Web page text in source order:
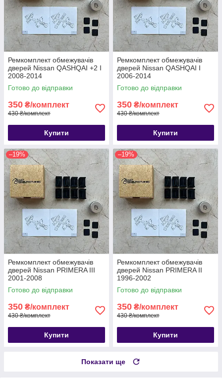
Ремкомплект обмежувачів
дверей Nissan QASHQAI +2 I
2008-2014
Готово до відправки
350 ₴/комплект
430 ₴/комплект
Купити
Ремкомплект обмежувачів
дверей Nissan QASHQAI I
2006-2014
Готово до відправки
350 ₴/комплект
430 ₴/комплект
Купити
–19%
Ремкомплект обмежувачів
дверей Nissan PRIMERA III
2001-2008
Готово до відправки
350 ₴/комплект
430 ₴/комплект
Купити
–19%
Ремкомплект обмежувачів
дверей Nissan PRIMERA II
1996-2002
Готово до відправки
350 ₴/комплект
430 ₴/комплект
Купити
Показати ще